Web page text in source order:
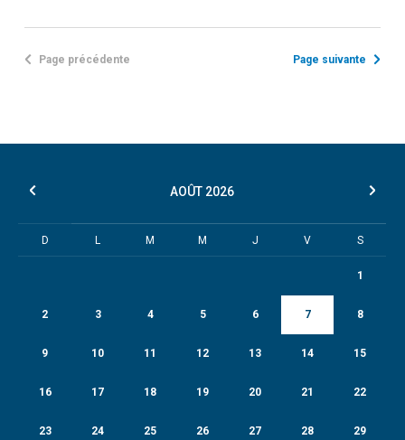
Page précédente Page suivante
AOÛT 2026
D L M M J V S
1
2 3 4 5 6 7 8
9 10 11 12 13 14 15
16 17 18 19 20 21 22
23 24 25 26 27 28 29